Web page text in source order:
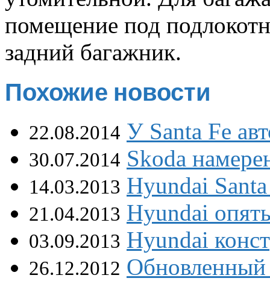
помещение под
задний багажник.
Похожие новости
22.08.2014 У Santa Fe
30.07.2014 Skoda
14.03.2013 Hyundai
21.04.2013 Hyundai
03.09.2013 Hyundai
26.12.2012 Обновленный